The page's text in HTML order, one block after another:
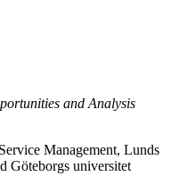
and Analysis
Management, Lunds
Göteborgs universitet